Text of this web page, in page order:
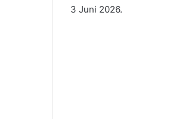
3 Juni 2026.